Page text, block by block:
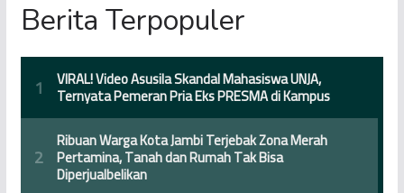
Berita Terpopuler